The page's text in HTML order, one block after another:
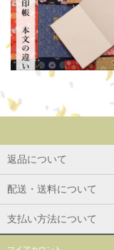
返品について
配送・送料について
支払い方法について